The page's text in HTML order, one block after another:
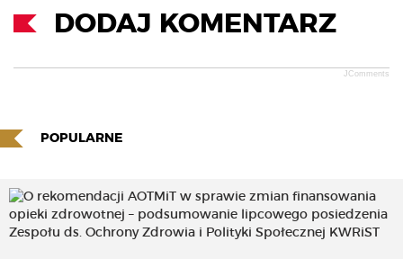
DODAJ KOMENTARZ
JComments
POPULARNE